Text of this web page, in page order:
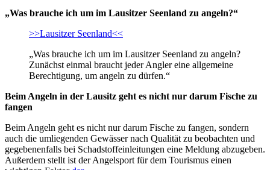
„Was brauche ich um im Lausitzer Seenland zu angeln?“
>>Lausitzer Seenland<<
„Was brauche ich um im Lausitzer Seenland zu angeln?
Zunächst einmal braucht jeder Angler eine allgemeine
Berechtigung, um angeln zu dürfen.“
Beim Angeln in der Lausitz geht es nicht nur darum Fische zu
fangen
Beim Angeln geht es nicht nur darum Fische zu fangen, sondern
auch die umliegenden Gewässer nach Qualität zu beobachten und
gegebenenfalls bei Schadstoffeinleitungen eine Meldung abzugeben.
Außerdem stellt ist der Angelsport für dem Tourismus einen